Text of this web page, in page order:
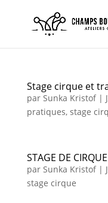
Stage cirque et
par Sunka Kristof|
pratiques, stage
STAGE DE
par Sunka Kristof|
stage cirque